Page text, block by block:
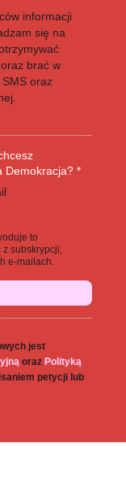
informacji
się na
brać w
oraz
Demokracja? *
to
subskrypcji,
e-mailach.
jest
orazPolityką
petycji lub